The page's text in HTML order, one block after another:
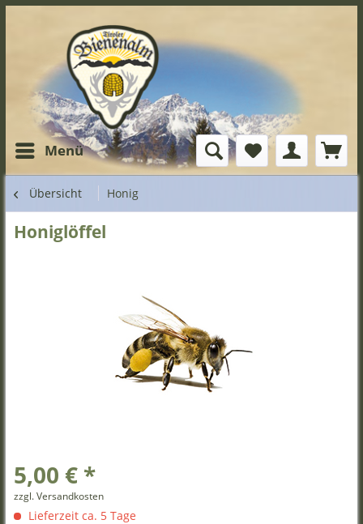
Menü
Übersicht Honig
Honiglöffel
5,00 € *
zzgl. Versandkosten
Lieferzeit ca. 5 Tage